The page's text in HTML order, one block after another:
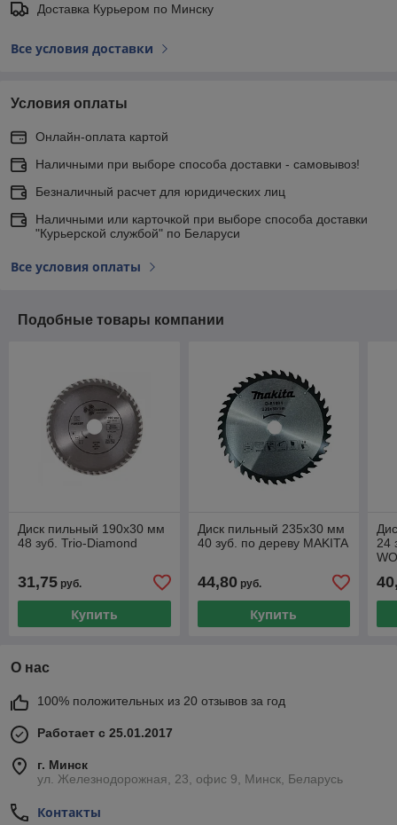
Доставка Курьером по Минску
Все условия доставки
Условия оплаты
Онлайн-оплата картой
Наличными при выборе способа доставки - самовывоз!
Безналичный расчет для юридических лиц
Наличными или карточкой при выборе способа доставки
"Курьерской службой" по Беларуси
Все условия оплаты
Подобные товары компании
Диск пильный 190х30 мм
48 зуб. Trio-Diamond
31,75 руб.
Купить
Диск пильный 235х30 мм
40 зуб. по дереву MAKITA
44,80руб.
Купить
24
О нас
100% положительных из 20 отзывов за год
Работает с 25.01.2017
г. Минск
ул. Железнодорожная, 23, офис 9, Минск, Беларусь
Контакты